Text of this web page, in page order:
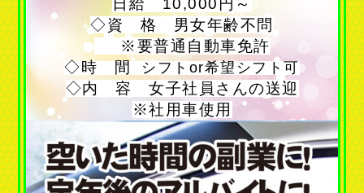
日給 10,000円～
◇資 格 男女年齢不問
※要普通自動車免許
◇時 間
シフトor希望シフト可
◇内 容 女子社員さんの送迎
※社用車使用